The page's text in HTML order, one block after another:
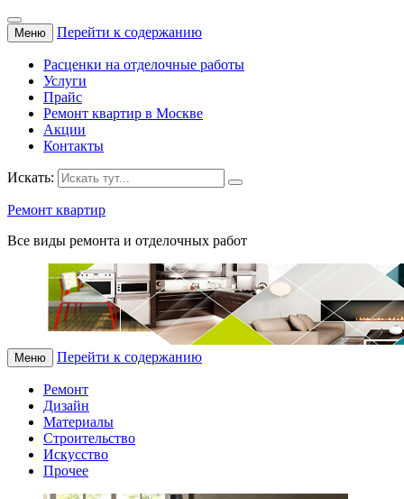
Меню Перейти к содержанию
Расценки на отделочные работы
Услуги
Прайс
Ремонт квартир в Москве
Акции
Контакты
Искать:
Ремонт квартир
Все виды ремонта и отделочных работ
Меню Перейти к содержанию
Ремонт
Дизайн
Материалы
Строительство
Искусство
Прочее